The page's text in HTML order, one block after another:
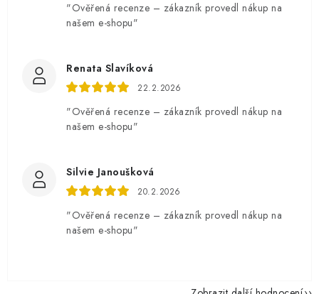
"Ověřená recenze – zákazník provedl nákup na
našem e-shopu"
Renata Slavíková
22.2.2026
"Ověřená recenze – zákazník provedl nákup na
našem e-shopu"
Silvie Janoušková
20.2.2026
"Ověřená recenze – zákazník provedl nákup na
našem e-shopu"